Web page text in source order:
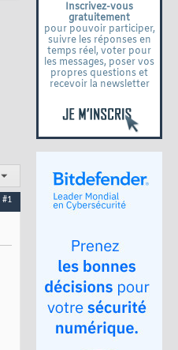
Inscrivez-vous
gratuitement
pour pouvoir participer,
suivre les réponses en
temps réel, voter pour
les messages, poser vos
propres questions et
recevoir la newsletter
#1